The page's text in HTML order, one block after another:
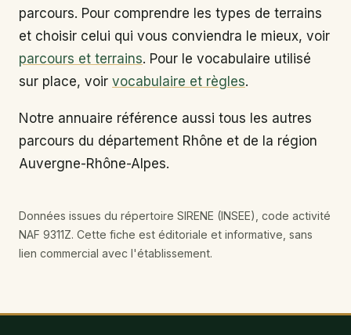
parcours. Pour comprendre les types de terrains
et choisir celui qui vous conviendra le mieux, voir
parcours et terrains. Pour le vocabulaire utilisé
sur place, voir vocabulaire et règles.
Notre annuaire référence aussi tous les autres
parcours du département Rhône et de la région
Auvergne-Rhône-Alpes.
Données issues du répertoire SIRENE (INSEE), code activité
NAF 9311Z. Cette fiche est éditoriale et informative, sans
lien commercial avec l'établissement.